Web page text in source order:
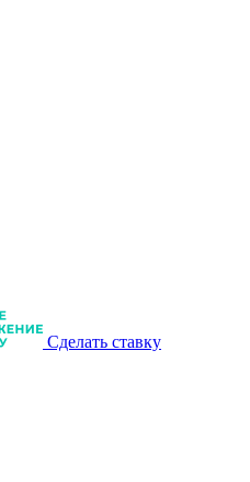
Сделать ставку